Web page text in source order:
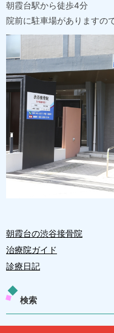
朝霞台駅から徒歩4分
院前に駐車場がありますの
朝霞台の渋谷接骨院
治療院ガイド
診療日記
検索